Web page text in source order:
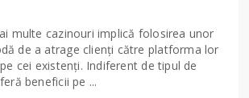
multe cazinouri implică folosirea unor
de a atrage clienți către platforma lor
cei existenți. Indiferent de tipul de
beneficii pe ...